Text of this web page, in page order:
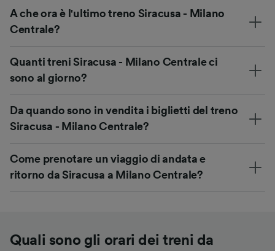
A che ora è l'ultimo treno Siracusa - Milano
Centrale?
Quanti treni Siracusa - Milano Centrale ci
sono al giorno?
Da quando sono in vendita i biglietti del treno
Siracusa - Milano Centrale?
Come prenotare un viaggio di andata e
ritorno da Siracusa a Milano Centrale?
Quali sono gli orari dei treni da